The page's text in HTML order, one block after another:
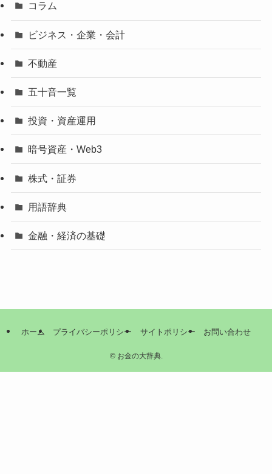
コラム
ビジネス・企業・会計
不動産
五十音一覧
投資・資産運用
暗号資産・Web3
株式・証券
用語辞典
金融・経済の基礎
ホーム プライバシーポリシー サイトポリシー お問い合わせ
©お金の大辞典.